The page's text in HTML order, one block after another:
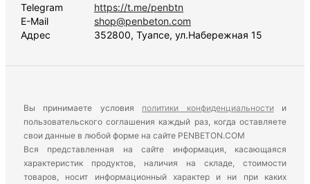
Telegram
https://t.me/penbtn
E-Mail
shop@penbeton.com
Адрес
352800, Туапсе, ул.Набережная 15
Вы принимаете условия политики конфиденциальностии
пользовательского соглашения каждый раз, когда оставляете
свои данные в любой форме на сайте PENBETON.COM
Вся представленная на сайте информация, касающаяся
характеристик продуктов, наличия на складе, стоимости
товаров, носит информационный характер и ни при каких